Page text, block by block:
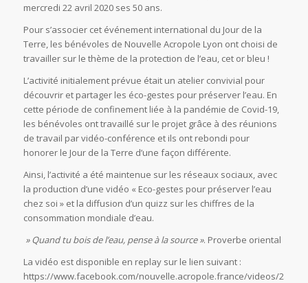
mercredi 22 avril 2020 ses 50 ans.
Pour s’associer cet événement international du Jour de la
Terre, les bénévoles de Nouvelle Acropole Lyon ont choisi de
travailler sur le thème de la protection de l’eau, cet or bleu !
L’activité initialement prévue était un atelier convivial pour
découvrir et partager les éco-gestes pour préserver l’eau. En
cette période de confinement liée à la pandémie de Covid-19,
les bénévoles ont travaillé sur le projet grâce à des réunions
de travail par vidéo-conférence et ils ont rebondi pour
honorer le Jour de la Terre d’une façon différente.
Ainsi, l’activité a été maintenue sur les réseaux sociaux, avec
la production d’une vidéo « Eco-gestes pour préserver l’eau
chez soi » et la diffusion d’un quizz sur les chiffres de la
consommation mondiale d’eau.
» Quand tu bois de l’eau, pense à la source ». Proverbe oriental
La vidéo est disponible en replay sur le lien suivant :
https://www.facebook.com/nouvelle.acropole.france/videos/